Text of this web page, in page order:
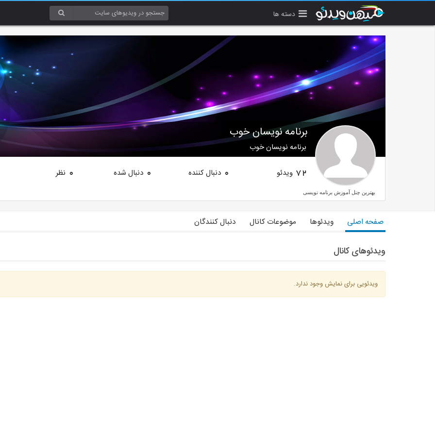
دسته ها
برنامه نویسان خوب
برنامه نویسان خوب
72 ویدئو 0 دنبال کننده 0 دنبال شده 0 نظر
بهترین چنل آموزش برنامه نویسی
صفحه اصلی ویدئوها موضوعات کانال دنبال کنندگان
ویدئوهای کانال
ویدئویی برای نمایش وجود ندارد.